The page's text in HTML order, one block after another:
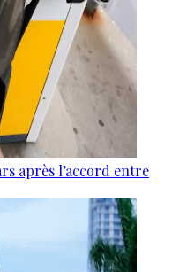
après l’accord entre